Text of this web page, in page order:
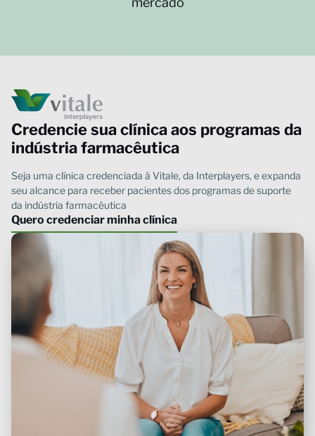
Credencie sua clínica aos programas da
indústria farmacêutica
Quero credenciar minha clínica